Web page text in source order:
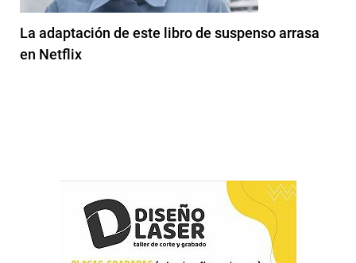
La adaptación de este libro de suspenso arrasa
en Netflix